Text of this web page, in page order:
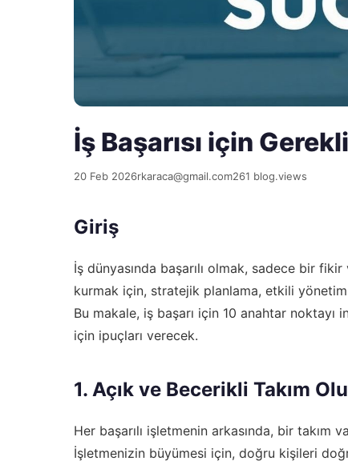
İş Başarısı için
20 Feb 2026rkaraca@gmail.com261 blog.views
Giriş
İş dünyasında başarılı olmak, sadece bir
kurmak için, stratejik planlama, etkili
Bu makale, iş başarı için 10 anahtar noktayı
için ipuçları verecek.
1. Açık ve Becerikli Takım
Her başarılı işletmenin arkasında, bir takım
İşletmenizin büyümesi için, doğru kişileri